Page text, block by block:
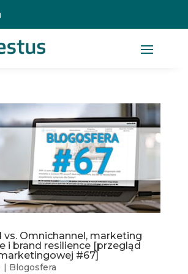
vs. Omnichannel, marketing
i brand resilience [przegląd
#67]
| Blogosfera